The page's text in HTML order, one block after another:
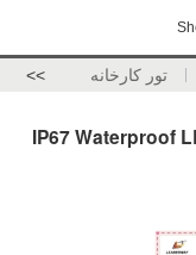
تور کارخانه >>
IP67 Waterproof